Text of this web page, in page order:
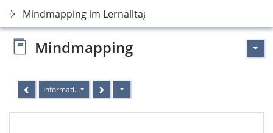
Mindmapping im Lernalltag
Mindmapping
Informationen strukturieren